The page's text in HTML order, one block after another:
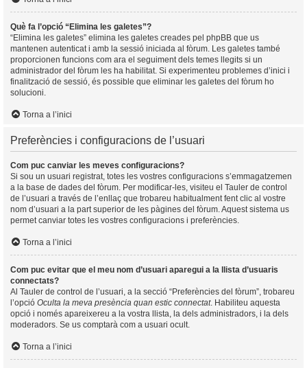
Què fa l’opció “Elimina les galetes”?
“Elimina les galetes” elimina les galetes creades pel phpBB que us
mantenen autenticat i amb la sessió iniciada al fòrum. Les galetes també
proporcionen funcions com ara el seguiment dels temes llegits si un
administrador del fòrum les ha habilitat. Si experimenteu problemes d’inici i
finalització de sessió, és possible que eliminar les galetes del fòrum ho
solucioni.
Torna a l’inici
Preferències i configuracions de l’usuari
Com puc canviar les meves configuracions?
Si sou un usuari registrat, totes les vostres configuracions s’emmagatzemen
a la base de dades del fòrum. Per modificar-les, visiteu el Tauler de control
de l’usuari a través de l’enllaç que trobareu habitualment fent clic al vostre
nom d’usuari a la part superior de les pàgines del fòrum. Aquest sistema us
permet canviar totes les vostres configuracions i preferències.
Torna a l’inici
Com puc evitar que el meu nom d’usuari aparegui a la llista d’usuaris
connectats?
Al Tauler de control de l’usuari, a la secció “Preferències del fòrum”, trobareu
l’opció Oculta la meva presència quan estic connectat. Habiliteu aquesta
opció i només apareixereu a la vostra llista, la dels administradors, i la dels
moderadors. Se us comptarà com a usuari ocult.
Torna a l’inici